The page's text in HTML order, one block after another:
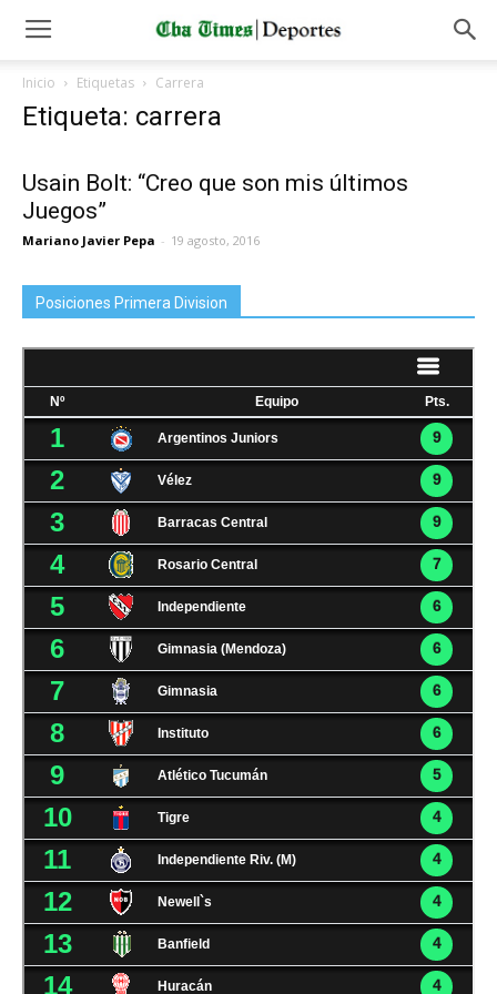
Inicio Etiquetas Carrera
Etiqueta: carrera
Usain Bolt: “Creo que son mis últimos
Juegos”
Mariano Javier Pepa - 19 agosto, 2016
Posiciones Primera Division